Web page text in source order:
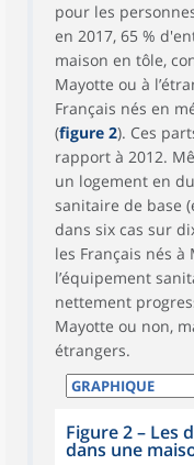
pour les
en 2017, 65 %
maison en tôle,
Mayotte ou à
Français nés en
(figure 2). Ces
rapport à 2012.
un logement en
sanitaire de base
dans six cas sur
les Français nés à
l’équipement
nettement
Mayotte ou non,
étrangers.
Figure 2– Les
dans une